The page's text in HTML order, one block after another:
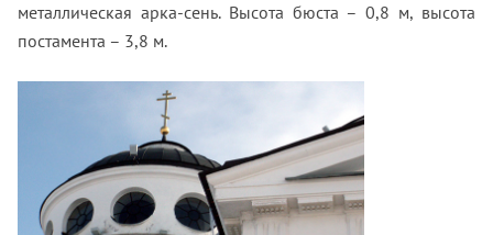
металлическая арка-сень. Высота бюста – 0,8 м, высота
постамента – 3,8 м.